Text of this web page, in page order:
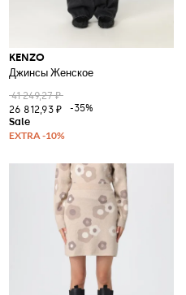
и прямыми штанинами из
KENZO
Джинсы Женское
41 249,27 ₽
26 812,93 ₽
-35%